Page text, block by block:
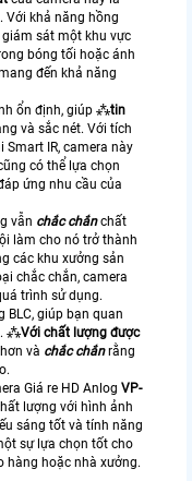
Với khả năng hồng
sát một khu vực
bóng tối hoặc ánh
đến khả năng
ổn định, giúp ⁂tin
và sắc nét. Với tích
IR, camera này
có thể lựa chọn
ứng nhu cầu của
vẫn chắc chắnchất
làm cho nó trở thành
các khu xưởng sản
chắc chắn, camera
trình sử dụng.
BLC, giúp bạn quan
⁂Với chất lượng được
và chắc chắnrằng
Giá re HD Anlog VP-
lượng với hình ảnh
sáng tốt và tính năng
sự lựa chọn tốt cho
hàng hoặc nhà xưởng.